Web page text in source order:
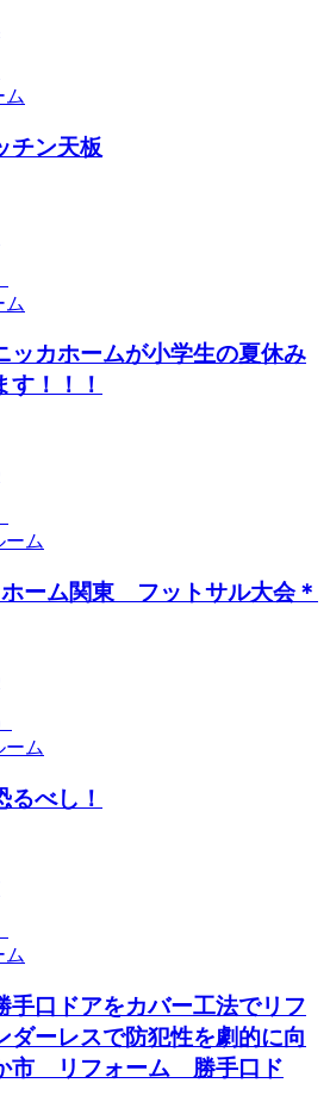
ム
チン天板
ム
ッカホームが小学生の夏休み
す！！！
ーム
ホーム関東 フットサル大会＊
ーム
るべし！
ム
手口ドアをカバー工法でリフ
ダーレスで防犯性を劇的に向
市 リフォーム 勝手口ド